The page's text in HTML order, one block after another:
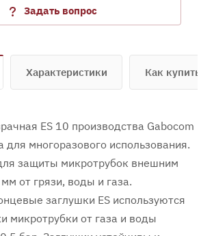
Задать вопрос
Характеристики Как купить
ES 10 производства Gabocom
для многоразового использования.
защиты микротрубок внешним
от грязи, воды и газа.
заглушки ES используются
микротрубки от газа и воды